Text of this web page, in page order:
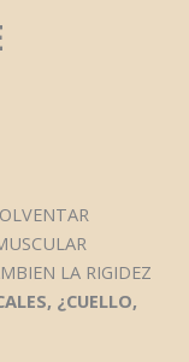
LA RIGIDEZ
¿CUELLO,